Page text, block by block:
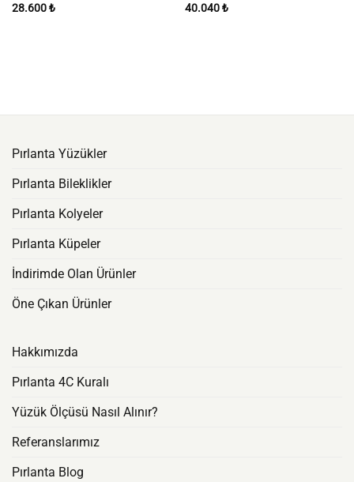
28.600₺
40.040₺
Pırlanta Yüzükler
Pırlanta Bileklikler
Pırlanta Kolyeler
Pırlanta Küpeler
İndirimde Olan Ürünler
Öne Çıkan Ürünler
Hakkımızda
Pırlanta 4C Kuralı
Yüzük Ölçüsü Nasıl Alınır?
Referanslarımız
Pırlanta Blog